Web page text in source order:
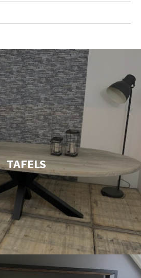
TAFELS